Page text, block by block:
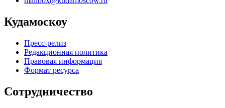
Кудамоскоу
Пресс-релиз
Редакционная политика
Правовая информация
Формат ресурса
Сотрудничество